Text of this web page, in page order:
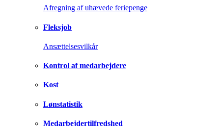
Afregning af uhævede feriepenge
Fleksjob
Ansættelsesvilkår
Kontrol af medarbejdere
Kost
Lønstatistik
Medarbejdertilfredshed